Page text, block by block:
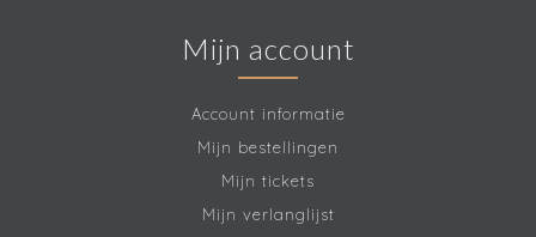
Mijn account
Account informatie
Mijn bestellingen
Mijn tickets
Mijn verlanglijst